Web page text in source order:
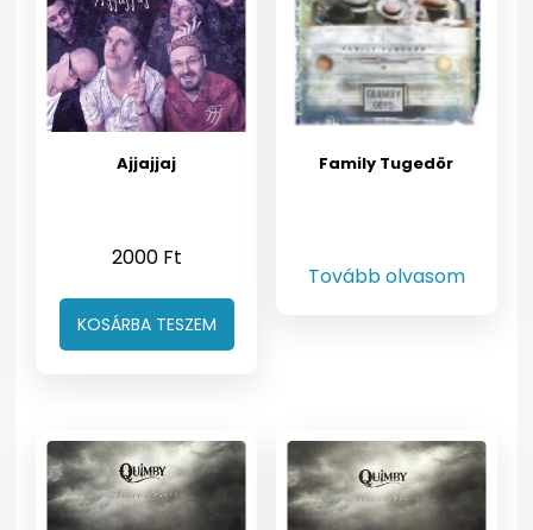
Ajjajjaj
2000 Ft
KOSÁRBA TESZEM
Family Tugedör
Tovább olvasom